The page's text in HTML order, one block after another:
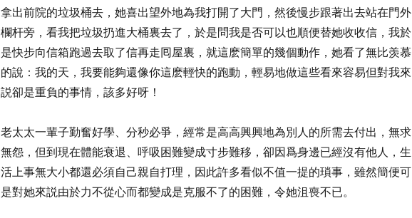
拿出前院的垃圾桶去，她喜出望外地為我打開了大門，然後慢步跟著出去站在門外
欄杆旁，看我把垃圾扔進大桶裏去了，於是問我是否可以也順便替她收收信，我於
是快步向信箱跑過去取了信再走囘屋裏，就這麽簡單的幾個動作，她看了無比羡慕
的說：我的天，我要能夠還像你這麽輕快的跑動，輕易地做這些看來容易但對我來
説卻是重負的事情，該多好呀！
老太太一輩子勤奮好學、分秒必爭，經常是高高興興地為別人的所需去付出，無求
無怨，但到現在體能衰退、呼吸困難變成寸步難移，卻因爲身邊已經沒有他人，生
活上事無大小都還必須自己親自打理，因此許多看似不值一提的瑣事，雖然簡便可
是對她來説由於力不從心而都變成是克服不了的困難，令她沮喪不已。